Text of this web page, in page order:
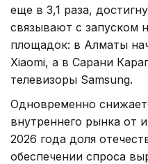
еще в 3,1 раза,
связывают с запуском
площадок: в Алматы
Xiaomi, а в Сарани
телевизоры Samsung.
Одновременно
внутреннего рынка от
2026 года доля
обеспечении спроса